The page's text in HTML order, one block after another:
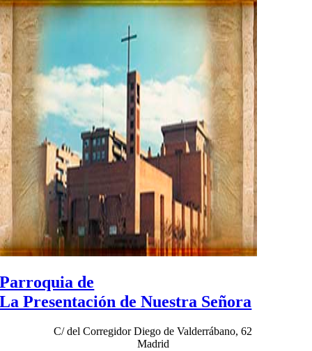
Parroquia de
La Presentación de Nuestra Señora
C/ del Corregidor Diego de Valderrábano, 62
Madrid